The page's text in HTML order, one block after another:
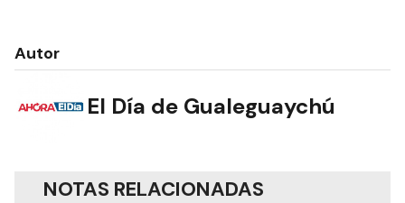
Autor
El Día de Gualeguaychú
NOTAS RELACIONADAS